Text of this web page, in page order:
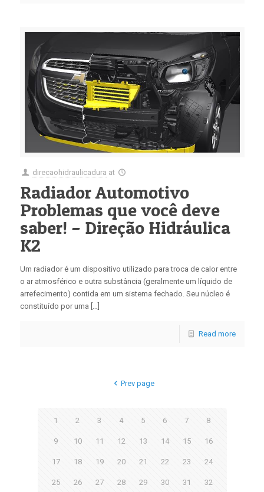
direcaohidraulicadura at
Radiador Automotivo
Problemas que você deve
saber! – Direção Hidráulica
K2
Um radiador é um dispositivo utilizado para troca de calor entre
o ar atmosférico e outra substância (geralmente um líquido de
arrefecimento) contida em um sistema fechado. Seu núcleo é
constituído por uma […]
Read more
Prev page
1 2 3 4 5 6 7 8
9 10 11 12 13 14 15 16
17 18 19 20 21 22 23 24
25 26 27 28 29 30 31 32